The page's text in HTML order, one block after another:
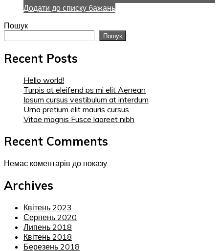
Додати до списку бажань
Пошук
Пошук
Recent Posts
Hello world!
Turpis at eleifend ps mi elit Aenean
Ipsum cursus vestibulum at interdum
Urna pretium elit mauris cursus
Vitae magnis Fusce laoreet nibh
Recent Comments
Немає коментарів до показу.
Archives
Квітень 2023
Серпень 2020
Липень 2018
Квітень 2018
Березень 2018